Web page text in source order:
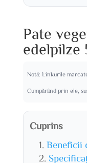
Pate
edelpilze
Notă: Linkurile
Cumpărând prin ele,
Cuprins
Beneficii